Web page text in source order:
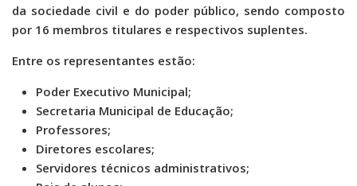
da sociedade civil e do poder público, sendo composto
por 16 membros titulares e respectivos suplentes.
Entre os representantes estão:
Poder Executivo Municipal;
Secretaria Municipal de Educação;
Professores;
Diretores escolares;
Servidores técnicos administrativos;